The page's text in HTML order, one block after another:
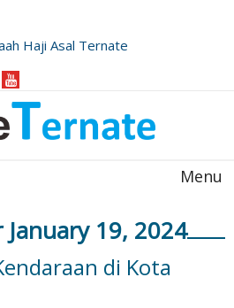
Haji Asal Ternate
Menu
January 19, 2024
di Kota